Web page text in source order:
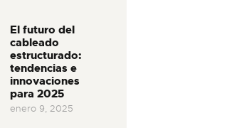
El futuro del
cableado
estructurado:
tendencias e
innovaciones
para 2025
enero 9, 2025